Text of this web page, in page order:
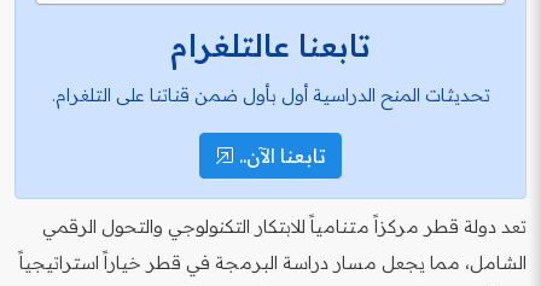
تابعنا عالتلغرام
تحديثات المنح الدراسية أول بأول ضمن قناتنا على التلغرام.
تابعنا الآن..
تعد دولة قطر مركزاً متنامياً للابتكار التكنولوجي والتحول الرقمي
الشامل، مما يجعل مسار دراسة البرمجة في قطر خياراً استراتيجياً